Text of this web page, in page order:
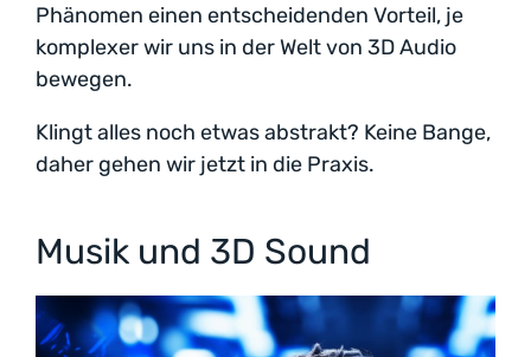
Phänomen einen entscheidenden Vorteil, je
komplexer wir uns in der Welt von 3D Audio
bewegen.
Klingt alles noch etwas abstrakt? Keine Bange,
daher gehen wir jetzt in die Praxis.
Musik und 3D Sound